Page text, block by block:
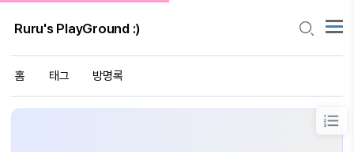
Ruru's PlayGround :)
홈 태그 방명록